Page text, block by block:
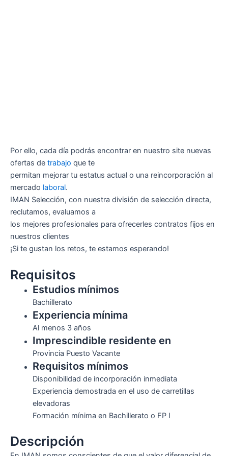
Por ello, cada día podrás encontrar en nuestro site nuevas
ofertas de trabajo que te
permitan mejorar tu estatus actual o una reincorporación al
mercado laboral.
IMAN Selección, con nuestra división de selección directa,
reclutamos, evaluamos a
los mejores profesionales para ofrecerles contratos fijos en
nuestros clientes
¡Si te gustan los retos, te estamos esperando!
Requisitos
Estudios mínimos
Bachillerato
Experiencia mínima
Al menos 3 años
Imprescindible residente en
Provincia Puesto Vacante
Requisitos mínimos
Disponibilidad de incorporación inmediata
Experiencia demostrada en el uso de carretillas
elevadoras
Formación mínima en Bachillerato o FP I
Descripción